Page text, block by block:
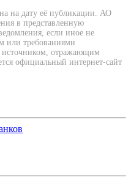
на дату её публикации. АО
в представленную
если иное не
или требованиями
источником, отражающим
официальный интернет-сайт